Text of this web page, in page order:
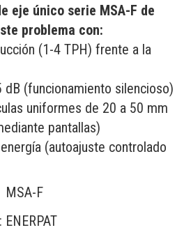
eje único serie MSA-F de
problema con:
(1-4 TPH) frente a la
(funcionamiento silencioso)
uniformes de 20 a 50 mm
pantallas)
(autoajuste controlado
MSA-F
ENERPAT